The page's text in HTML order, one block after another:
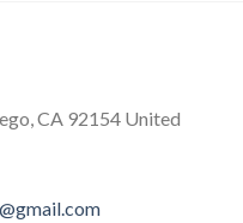
CA 92154 United